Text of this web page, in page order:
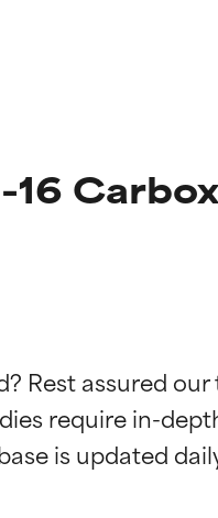
Rest assured
require in-
składników
składników